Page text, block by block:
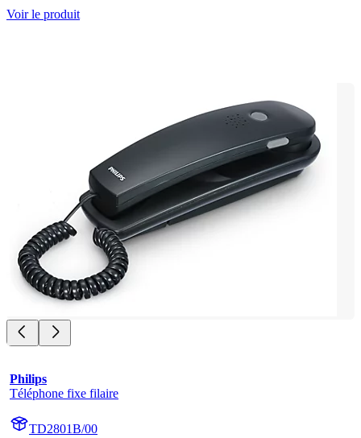
Voir le produit
Philips
Téléphone fixe filaire
TD2801B/00